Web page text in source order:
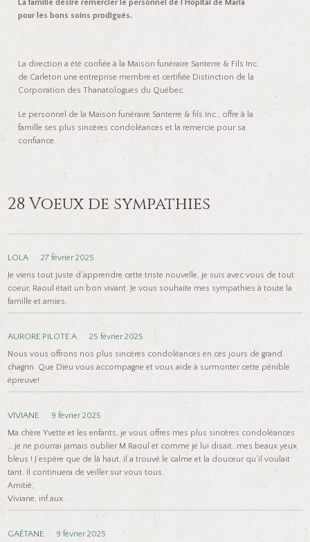
La famille désire remercier le personnel de l’Hôpital de Maria
pour les bons soins prodigués.
La direction a été confiée à la Maison funéraire Santerre & Fils Inc.
de Carleton une entreprise membre et certifiée Distinction de la
Corporation des Thanatologues du Québec.
Le personnel de la Maison funéraire Santerre & fils Inc., offre à la
famille ses plus sincères condoléances et la remercie pour sa
confiance.
28 Voeux de sympathies
LOLA
27 février 2025
Je viens tout juste d’apprendre cette triste nouvelle, je suis avec vous de tout
coeur, Raoul était un bon vivant. Je vous souhaite mes sympathies à toute la
famille et amies.
AURORE PILOTE A
25 février 2025
Nous vous offrons nos plus sincères condoléances en ces jours de grand
chagrin. Que Dieu vous accompagne et vous aide à surmonter cette pénible
épreuve!
VIVIANE
9 février 2025
Ma chère Yvette et les enfants, je vous offres mes plus sincères condoléances
….je ne pourrai jamais oublier M.Raoul et comme je lui disait…mes beaux yeux
bleus ! J’espère que de là haut, il a trouvé le calme et la douceur qu’il voulait
tant. Il continuera de veiller sur vous tous.
Amitié,
Viviane, inf.aux.
GAÉTANE
9 février 2025